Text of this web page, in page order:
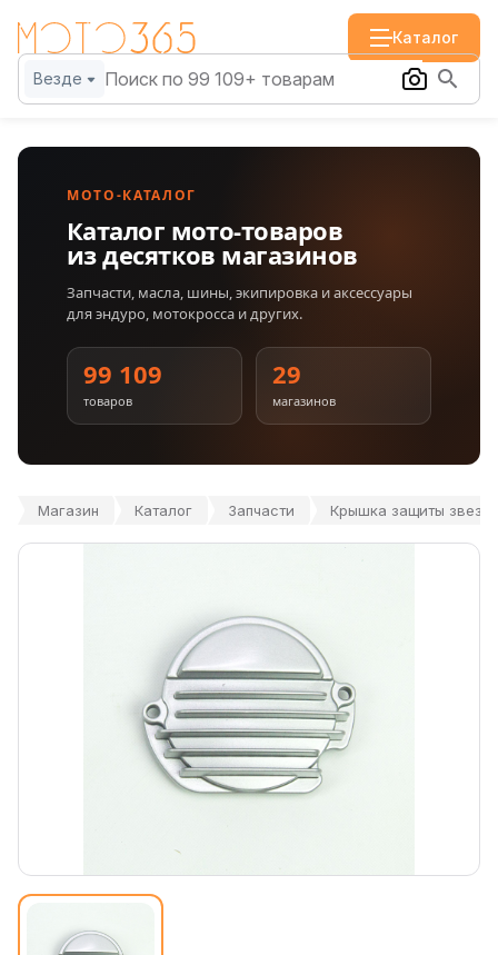
Каталог
Везде
МОТО-КАТАЛОГ
Каталог мото-товаров
из десятков магазинов
Запчасти, масла, шины, экипировка и аксессуары
для эндуро, мотокросса и других.
99 109
товаров
29
магазинов
Магазин Каталог Запчасти Крышка защиты